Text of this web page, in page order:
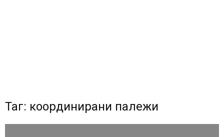
Таг: координирани палежи